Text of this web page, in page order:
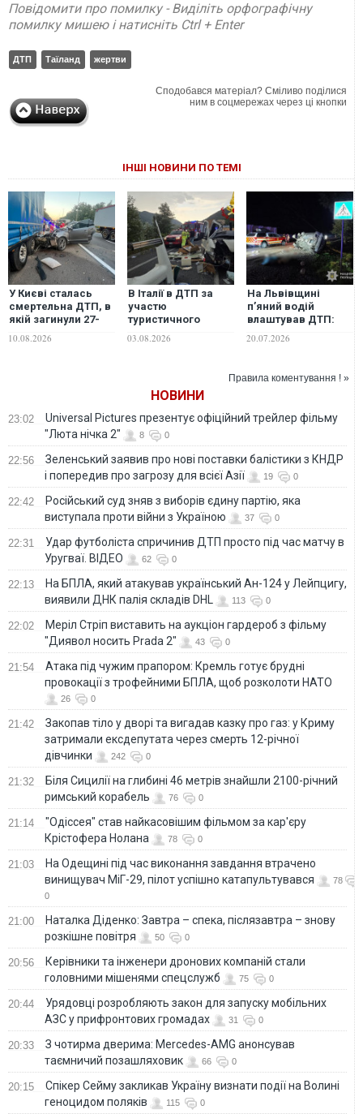
Повідомити про помилку - Виділіть орфографічну
помилку мишею і натисніть Ctrl + Enter
ДТП Таїланд жертви
Сподобався матеріал? Сміливо поділися
ним в соцмережах через ці кнопки
ІНШІ НОВИНИ ПО ТЕМІ
У Києві сталась
смертельна ДТП, в
якій загинули 27-
дитина
10.08.2026
В Італії в ДТП за
участю
туристичного
шестеро людей,
03.08.2026
На Львівщині
п’яний водій
влаштував ДТП:
дівчини, ще двоє
20.07.2026
Правила коментування ! »
НОВИНИ
23:02
Universal Pictures презентує офіційний трейлер фільму
"Люта нічка 2"
8 0
22:56
Зеленський заявив про нові поставки балістики з КНДР
і попередив про загрозу для всієї Азії
19 0
22:42
Російський суд зняв з виборів єдину партію, яка
виступала проти війни з Україною
37 0
22:31
Удар футболіста спричинив ДТП просто під час матчу в
Уругваї. ВІДЕО
62 0
22:13
На БПЛА, який атакував український Ан-124 у Лейпцигу,
виявили ДНК палія складів DHL
113 0
22:02
Меріл Стріп виставить на аукціон гардероб з фільму
"Диявол носить Prada 2"
43 0
21:54
Атака під чужим прапором: Кремль готує брудні
провокації з трофейними БПЛА, щоб розколоти НАТО
26 0
21:42
Закопав тіло у дворі та вигадав казку про газ: у Криму
затримали ексдепутата через смерть 12-річної
дівчинки
242 0
21:32
Біля Сицилії на глибині 46 метрів знайшли 2100-річний
римський корабель
76 0
21:14
"Одіссея" став найкасовішим фільмом за кар'єру
Крістофера Нолана
78 0
21:03
На Одещині під час виконання завдання втрачено
винищувач МіГ-29, пілот успішно катапультувався
78
0
21:00
Наталка Діденко: Завтра – спека, післязавтра – знову
розкішне повітря
50 0
20:56
Керівники та інженери дронових компаній стали
головними мішенями спецслужб
75 0
20:44
Урядовці розробляють закон для запуску мобільних
АЗС у прифронтових громадах
31 0
20:33
З чотирма дверима: Mercedes-AMG анонсував
таємничий позашляховик
66 0
20:15
Спікер Сейму закликав Україну визнати події на Волині
геноцидом поляків
115 0